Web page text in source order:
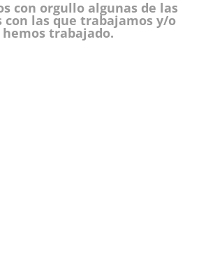
con orgullo algunas de las
con las que trabajamos y/o
hemos trabajado.